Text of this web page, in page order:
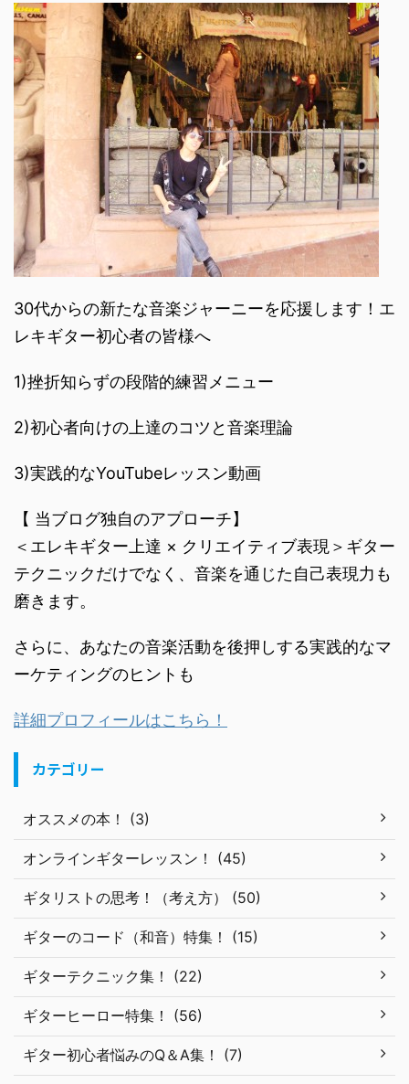
30代からの新たな音楽ジャーニーを応援します！エ
レキギター初心者の皆様へ
1)挫折知らずの段階的練習メニュー
2)初心者向けの上達のコツと音楽理論
3)実践的なYouTubeレッスン動画
【 当ブログ独自のアプローチ】
＜エレキギター上達 × クリエイティブ表現＞ギター
テクニックだけでなく、音楽を通じた自己表現力も
磨きます。
さらに、あなたの音楽活動を後押しする実践的なマ
ーケティングのヒントも
詳細プロフィールはこちら！
カテゴリー
オススメの本！ (3)
オンラインギターレッスン！ (45)
ギタリストの思考！（考え方） (50)
ギターのコード（和音）特集！ (15)
ギターテクニック集！ (22)
ギターヒーロー特集！ (56)
ギター初心者悩みのQ＆A集！ (7)